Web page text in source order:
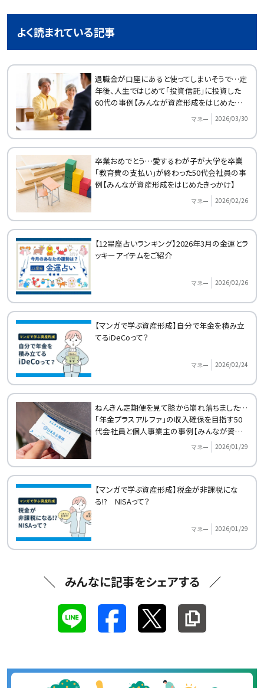
よく読まれている記事
退職金が口座にあると使ってしまいそうで…定
年後、人生ではじめて「投資信託」に投資した
60代の事例【みんなが資産形成をはじめたきっ
マネー 2026/03/30
卒業おめでとう…愛するわが子が大学を卒業
「教育費の支払い」が終わった50代会社員の事
例【みんなが資産形成をはじめたきっかけ】
マネー 2026/02/26
【12星座占いランキング】2026年3月の金運とラ
ッキーアイテムをご紹介
マネー 2026/02/26
【マンガで学ぶ資産形成】自分で年金を積み立
てるiDeCoって？
マネー 2026/02/24
ねんきん定期便を見て膝から崩れ落ちました…
「年金プラスアルファ」の収入確保を目指す50
代会社員と個人事業主の事例【みんなが資産
マネー 2026/01/29
【マンガで学ぶ資産形成】税金が非課税にな
る!? NISAって？
マネー 2026/01/29
みんなに記事をシェアする